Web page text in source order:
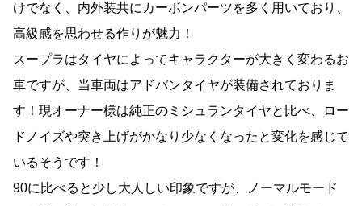
けでなく、内外装共にカーボンパーツを多く用いており、
高級感を思わせる作りが魅力！
スープラはタイヤによってキャラクターが大きく変わるお
車ですが、当車両はアドバンタイヤが装備されておりま
す！現オーナー様は純正のミシュランタイヤと比べ、ロー
ドノイズや突き上げがかなり少なくなったと変化を感じて
いるそうです！
90に比べると少し大人しい印象ですが、ノーマルモード